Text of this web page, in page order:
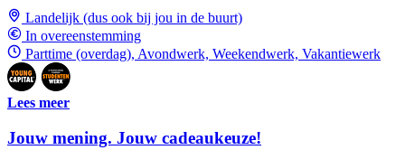
Landelijk (dus ook bij jou in de buurt)
In overeenstemming
Parttime (overdag), Avondwerk, Weekendwerk, Vakantiewerk
Lees meer
Jouw mening. Jouw cadeaukeuze!